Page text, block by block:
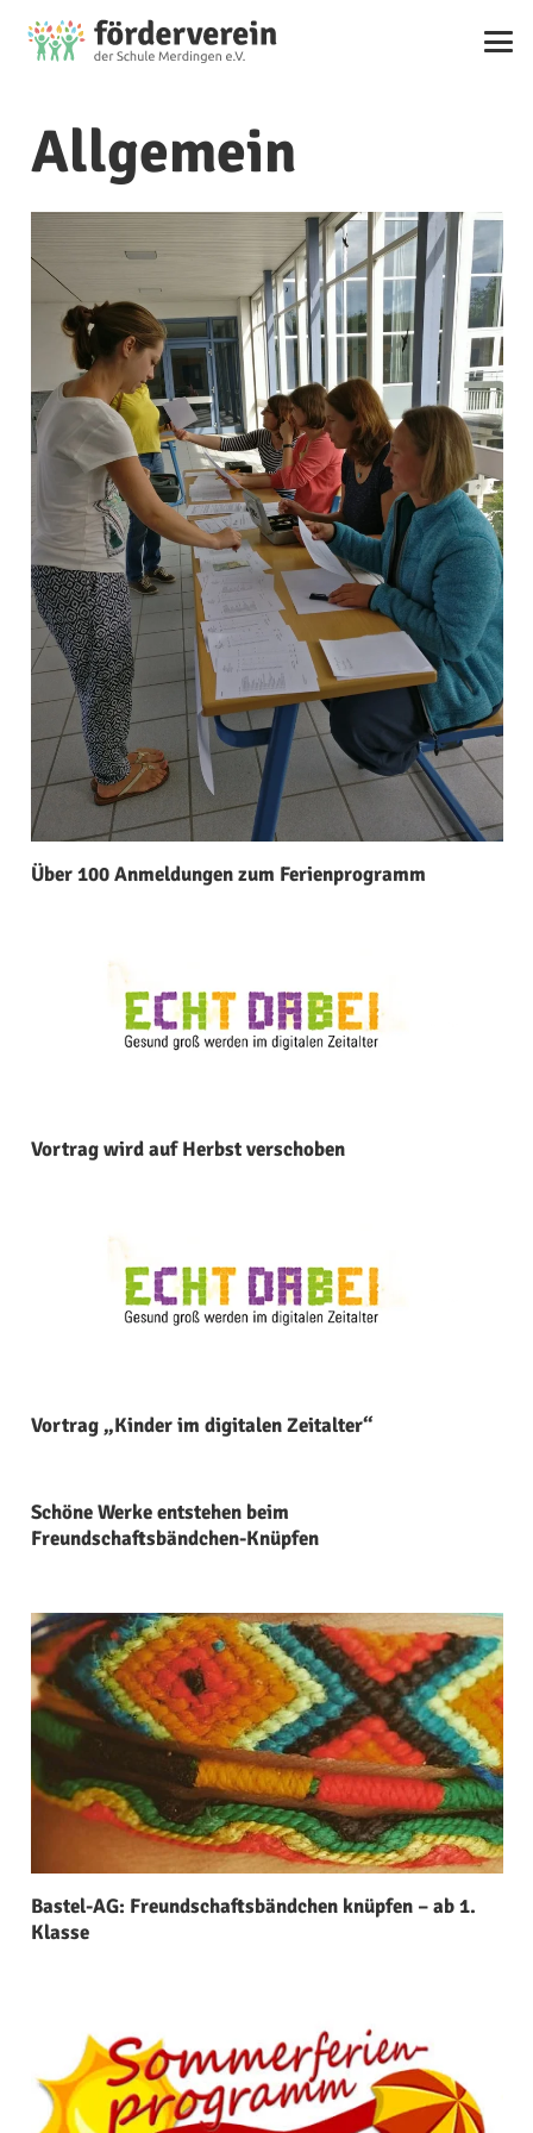
Allgemein
Über 100 Anmeldungen zum Ferienprogramm
Vortrag wird auf Herbst verschoben
Vortrag „Kinder im digitalen Zeitalter“
Schöne Werke entstehen beim
Freundschaftsbändchen-Knüpfen
Bastel-AG: Freundschaftsbändchen knüpfen – ab 1.
Klasse